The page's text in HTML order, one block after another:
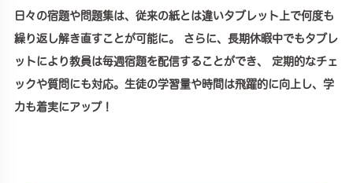
日々の宿題や問題集は、従来の紙とは違いタブレット上で何度も
繰り返し解き直すことが可能に。 さらに、長期休暇中でもタブレ
ットにより教員は毎週宿題を配信することができ、 定期的なチェ
ックや質問にも対応。生徒の学習量や時間は飛躍的に向上し、学
力も着実にアップ！